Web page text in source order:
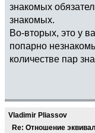
знакомых
знакомых.
Во-вторых, это у
попарно
количестве пар
Vladimir Pliassov
Re: Отношение